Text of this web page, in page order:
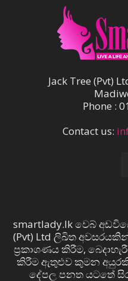
Jack Tree (Pvt)
Phone :
Contact us:
smartlady.lk වෙබ්
(Pvt) Ltd ලිඛිත
ප්‍රකාශණය කිරීම,
කිරීම ඇතුළුව කුමන
දේපල පනත යටතේ